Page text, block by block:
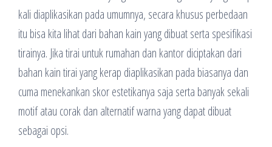
kali diaplikasikan pada umumnya, secara khusus perbedaan
itu bisa kita lihat dari bahan kain yang dibuat serta spesifikasi
tirainya. Jika tirai untuk rumahan dan kantor diciptakan dari
bahan kain tirai yang kerap diaplikasikan pada biasanya dan
cuma menekankan skor estetikanya saja serta banyak sekali
motif atau corak dan alternatif warna yang dapat dibuat
sebagai opsi.